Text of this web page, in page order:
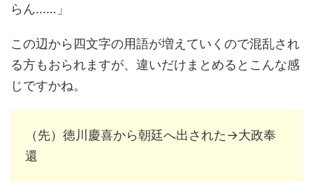
らん……」
この辺から四文字の用語が増えていくので混乱され
る方もおられますが、違いだけまとめるとこんな感
じですかね。
（先）徳川慶喜から朝廷へ出された→大政奉
還